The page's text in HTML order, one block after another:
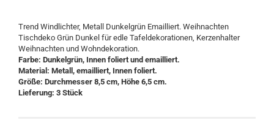
Trend Windlichter, Metall Dunkelgrün Emailliert. Weihnachten
Tischdeko Grün Dunkel für edle Tafeldekorationen, Kerzenhalter
Weihnachten und Wohndekoration.
Farbe: Dunkelgrün, Innen foliert und emailliert.
Material: Metall, emailliert, Innen foliert.
Größe: Durchmesser 8,5 cm, Höhe 6,5 cm.
Lieferung: 3 Stück